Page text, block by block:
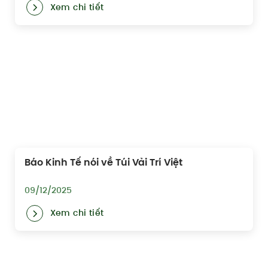
Xem chi tiết
Báo Kinh Tế nói về Túi Vải Trí Việt
09/12/2025
Xem chi tiết